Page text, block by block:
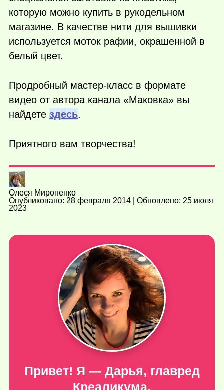
которую можно купить в рукодельном
магазине. В качестве нити для вышивки
используется моток рафии, окрашенной в
белый цвет.
Продробный мастер-класс в формате
видео от автора канала «Маковка» вы
найдете здесь.
Приятного вам творчества!
Олеся Мироненко
Опубликовано: 28 февраля 2014 | Обновлено: 25 июля
2023
Привет! Я — Дарья, главред
Креаликума.